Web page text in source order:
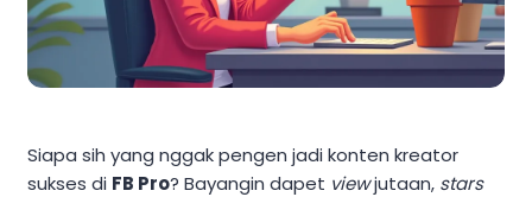
Siapa sih yang nggak pengen jadi konten kreator
sukses di FB Pro? Bayangin dapet viewjutaan, stars